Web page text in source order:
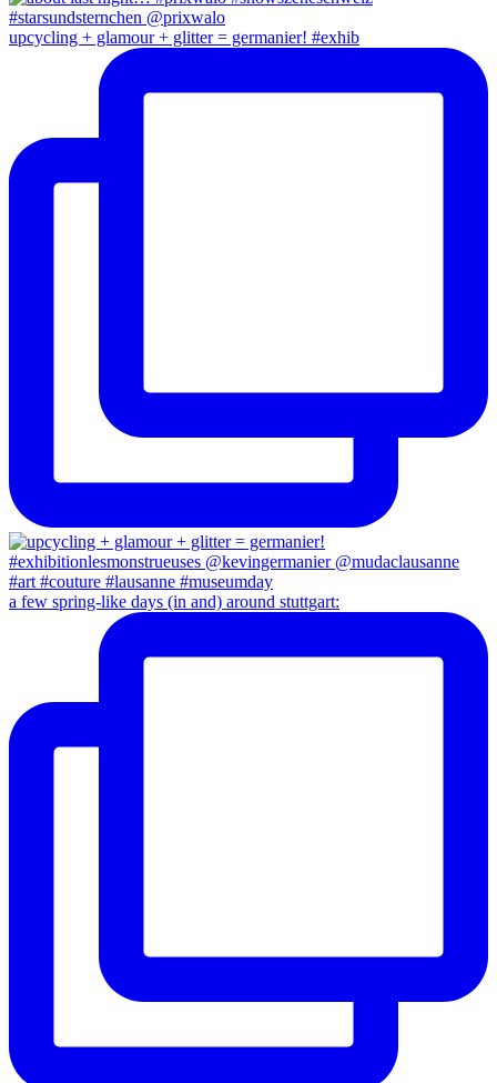
upcycling + glamour + glitter = germanier! #exhib
a few spring-like days (in and) around stuttgart: